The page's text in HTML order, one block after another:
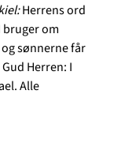
Herrens ord
bruger om
sønnerne får
Herren: I
Alle